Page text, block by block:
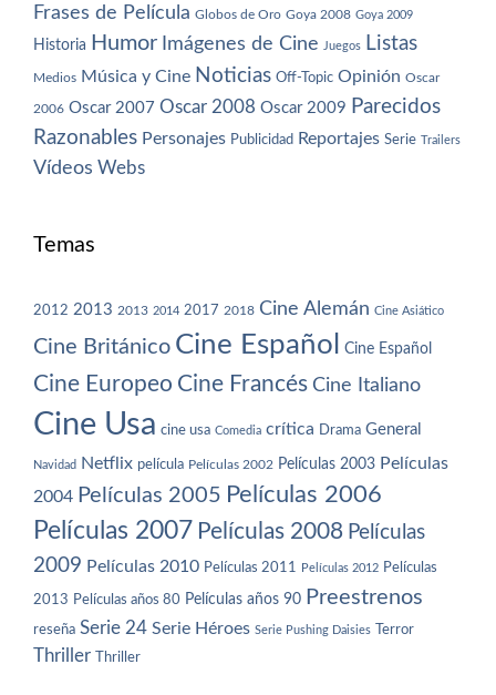
Frases de Película Globos de Oro Goya 2008 Goya 2009
Historia Humor Imágenes de Cine Juegos Listas
Medios Música y Cine Noticias Off-Topic Opinión Oscar
2006 Oscar 2007 Oscar 2008 Oscar 2009 Parecidos
Razonables Personajes Publicidad Reportajes Serie Trailers
Vídeos Webs
Temas
2012 2013 2013 2014 2017 2018 Cine Alemán Cine Asiático
Cine Británico Cine Español Cine Español
Cine Europeo Cine Francés Cine Italiano
Cine Usa cine usa Comedia crítica Drama General
Navidad Netflix película Películas 2002 Películas 2003 Películas
2004 Películas 2005 Películas 2006
Películas 2007 Películas 2008 Películas
2009 Películas 2010 Películas 2011 Películas 2012 Películas
2013 Películas años 80 Películas años 90 Preestrenos
reseña Serie 24 Serie Héroes Serie Pushing Daisies Terror
Thriller Thriller